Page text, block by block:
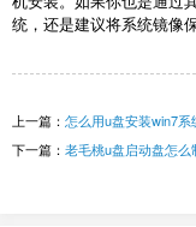
统，还是建议将系统镜像
上一篇： 怎么用u盘安装win7
下一篇： 老毛桃u盘启动盘怎